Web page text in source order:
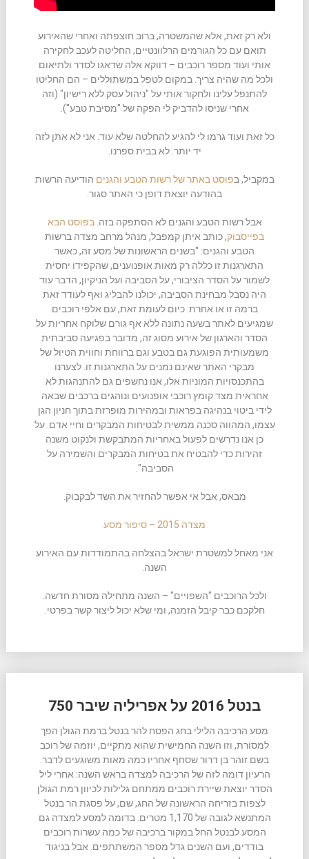
ולא רק זאת, אלא שהמשטרה, ברוב חוצפתה ואחרי שהאירוע
תואם עם כל הגורמים הרלוונטיים, החליטה לעכב לחקירה
אותי ועוד מספר רוכבים – דווקא אלה שדאגו לסדר ולתיאום
ולכל מה שהיה צריך. במקום לטפל במשתוללים – הם החליטו
להתנפל עלינו ולחקור אותי על "ניהול עסק ללא רישיון" (וזה
אחרי שניסו להדביק לי הפקה של "מסיבת טבע").
כל זאת ועוד גרמו לי להגיע להחלטה שלא עוד. אני לא אתן לזה
יד יותר. לא בבית ספרנו.
במקביל, בפוסט באתר של רשות הטבע והגנים הודיעה הרשות
בהודעה יוצאת דופן כי האתר סגור.
אבל רשות הטבע והגנים לא הסתפקה בזה. בפוסט הבא
בפייסבוק, כותב איתן קמפבל, מנהל מרחב מצדה ברשות
הטבע והגנים: "בשנים הראשונות של מסע זה, כאשר
התארגנות זו כללה רק מאות אופנוענים, שהקפידו יחסית
לשמור על הסדר הציבורי, על הסביבה ועל הניקיון, הדבר עוד
היה נסבל מבחינת הסביבה, יכולנו להבליג ואף לעודד זאת
ברמה זו או אחרת. כיום לעומת זאת, עם אלפי רוכבים
שמגיעים לאתר בשעה נתונה ללא אף גורם שלוקח אחריות על
הסדר והארגון של אירוע מסוג זה, מדובר בפגיעה סביבתית
משמעותית הפוגעת גם בטבע וגם ברווחת וחווית הטיול של
מבקרי האתר שאינם נמנים על התארגנות זו. לצערנו
בהתכנסויות המוניות אלו, אנו נחשפים גם להתנהגות לא
אחראית מצד קומץ רוכבי אופנועים ונוהגים ברכבים שבאה
לידי ביטוי בנהיגה בפראות ובמהירות מופרזת בתוך חניון הגן
עצמו, המהווה סכנה ממשית לבטיחות המבקרים וחיי אדם. על
כן אנו נדרשים לפעול באחריות המתבקשת ולנקוט משנה
זהירות כדי להבטיח את בטיחות המבקרים והשמירה על
הסביבה".
מבאס, אבל אי אפשר להחזיר את השד לבקבוק.
מצדה 2015 – סיפור מסע
אני מאחל למשטרת ישראל בהצלחה בהתמודדות עם האירוע
השנה.
ולכל הרוכבים "השפויים" – השנה מתחילה מסורת חדשה.
חלקכם כבר קיבל הזמנה, ומי שלא יכול ליצור קשר בפרטי.
בנטל 2016 על אפריליה שיבר 750
מסע הרכיבה הלילי בחג הפסח להר בנטל ברמת הגולן הפך
למסורת, וזו השנה החמישית שהוא מתקיים, יוזמה של רוכב
בשם זוהר בן דרור שסחף אחריו כמה מאות משוגעים לדבר.
הרעיון דומה לזה של הרכיבה למצדה בראש השנה: אחרי ליל
הסדר יוצאת שיירת רוכבים ממתחם גלילות לכיוון רמת הגולן
לצפות בזריחה הראשונה של החג, שם, על פסגת הר בנטל
המתנשא לגובה של 1,170 מטרים. בדומה למסע למצדה גם
המסע לבנטל החל במקור ברכיבה של כמה עשרות רוכבים
בודדים, ועם השנים גדל מספר המשתתפים. אבל בניגוד